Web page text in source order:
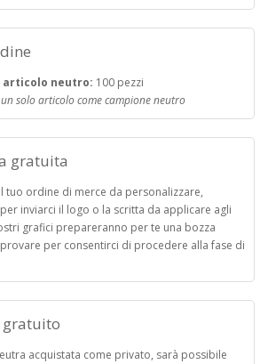
articolo neutro: 100 pezzi
solo articolo come campione neutro
gratuita
tuo ordine di merce da personalizzare,
inviarci il logo o la scritta da applicare agli
grafici prepareranno per te una bozza
per consentirci di procedere alla fase di
gratuito
acquistata come privato, sarà possibile